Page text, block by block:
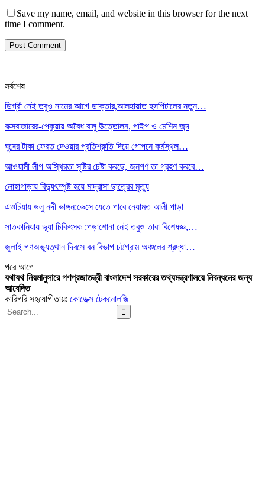
Save my name, email, and website in this browser for the next
time I comment.
সর্বশেষ
ডিগ্রী নেই তবুও নামের আগে ডাক্তার,আলহায়াত হসপিটালের নতুন…
কক্সবাজারের-পেকুয়ায় অবৈধ বালু উত্তোলন, পাইপ ও মেশিন জব্দ
ঘুষের টাকা ফেরত দেওয়ার প্রতিশ্রুতি দিয়ে গোপনে কর্মস্থল…
আওয়ামী লীগ অস্থিরতা সৃষ্টির চেষ্টা করছে, জনগণ তা গ্রহণ করবে…
লোহাগাড়ায় বিদ্যুৎস্পৃষ্ট হয়ে মাদ্রাসা ছাত্রের মৃত্যু
এওচিয়ায় ডলু নদী ভাঙ্গন:ভেসে যেতে পারে নেয়ামত আলী পাড়া
সাতকানিয়ায় ভূয়া চিকিৎসক :পড়াশোনা নেই তবুও তারা বিশেষজ্ঞ,…
জুলাই গণঅভ্যুত্থান দিবসে বন বিভাগ চট্টগ্রাম অঞ্চলের শ্রদ্ধা…
পরেআগে
যথাযথ নিয়মানুসারে গণপ্রজাতন্ত্রী বাংলাদেশ সরকারের তথ্যমন্ত্রণালয়ে নিবন্ধনের জন্য
আবেদিত
কারিগরি সহযোগীতায়ঃ কোডেক্স টেকনোলজি